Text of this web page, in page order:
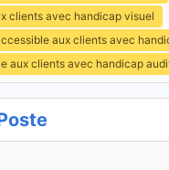
clients avec handicap visuel
aux clients avec
aux clients avec handicap